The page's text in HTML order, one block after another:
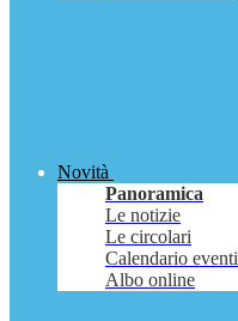
Novità
Panoramica
Le notizie
Le circolari
Calendario eventi
Albo online